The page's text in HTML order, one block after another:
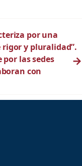
por una
y pluralidad”.
por las sedes
con
→